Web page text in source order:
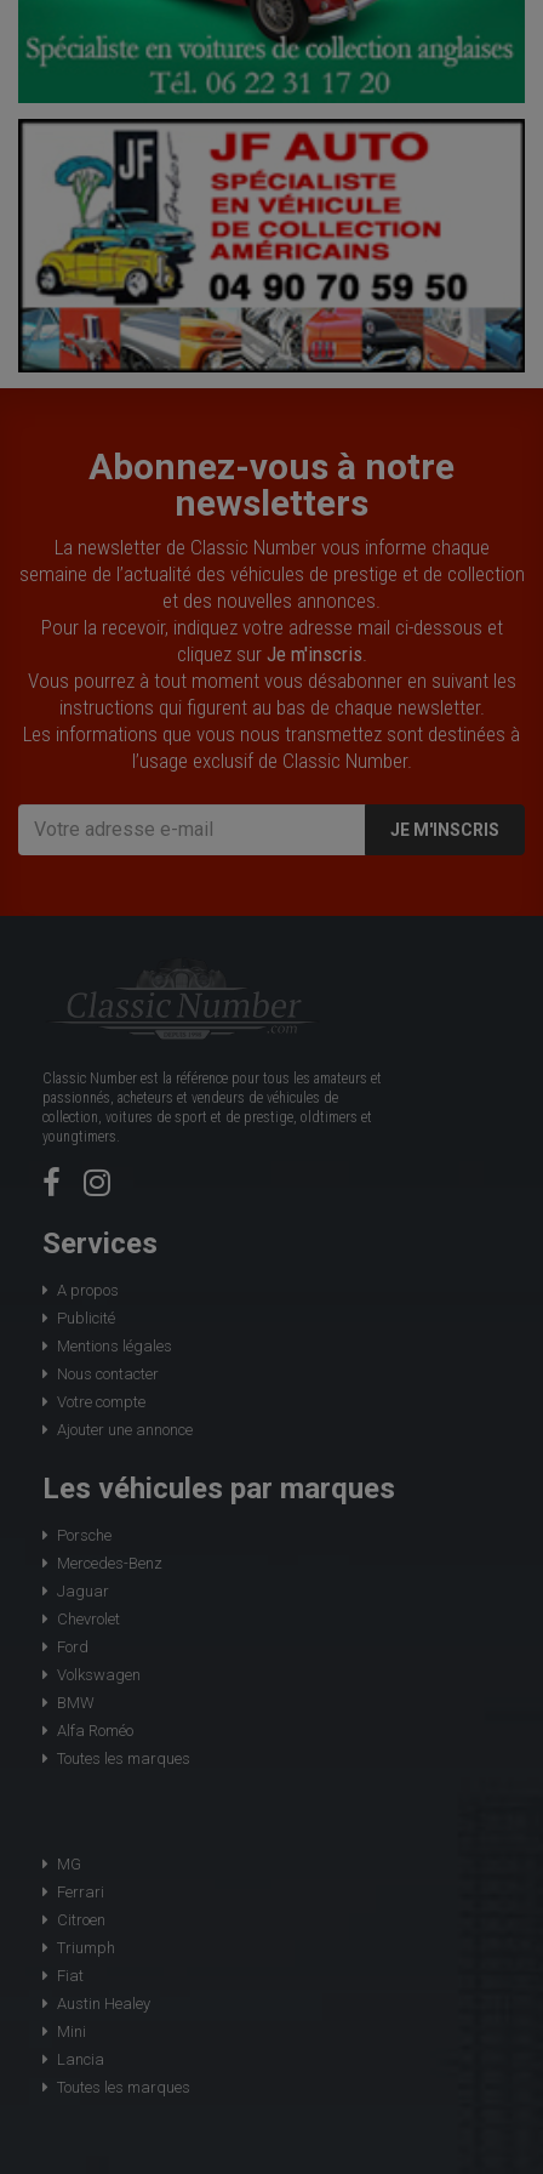
Abonnez-vous à notre
newsletters
La newsletter de Classic Number vous informe chaque
semaine de l’actualité des véhicules de prestige et de collection
et des nouvelles annonces.
Pour la recevoir, indiquez votre adresse mail ci-dessous et
cliquez sur Je m'inscris
Vous pourrez à tout moment vous désabonner en suivant les
instructions qui figurent au bas de chaque newsletter.
Les informations que vous nous transmettez sont destinées à
l’usage exclusif de Classic Number.
JE M'INSCRIS
Classic Number est la référence pour tous les amateurs et
passionnés, acheteurs et vendeurs de véhicules de
collection, voitures de sport et de prestige, oldtimers et
youngtimers.
Services
A propos
Publicité
Mentions légales
Nous contacter
Votre compte
Ajouter une annonce
Les véhicules par marques
Porsche
Mercedes-Benz
Jaguar
Chevrolet
Ford
Volkswagen
BMW
Alfa Roméo
Toutes les marques
MG
Ferrari
Citroen
Triumph
Fiat
Austin Healey
Mini
Lancia
Toutes les marques